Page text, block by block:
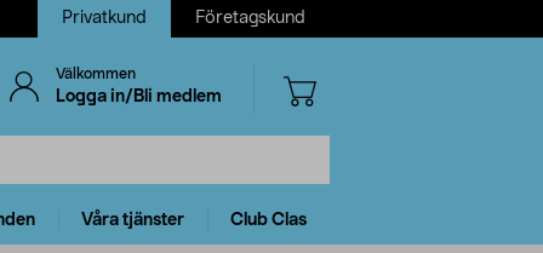
Privatkund Företagskund
Välkommen
Logga in/Bli medlem
Våra tjänster Club Clas